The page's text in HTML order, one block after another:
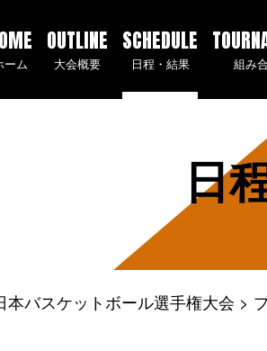
ーム
OUTLINE
大会概要
SCHEDULE
日程・結果 組み
日
バスケットボール選手権大会